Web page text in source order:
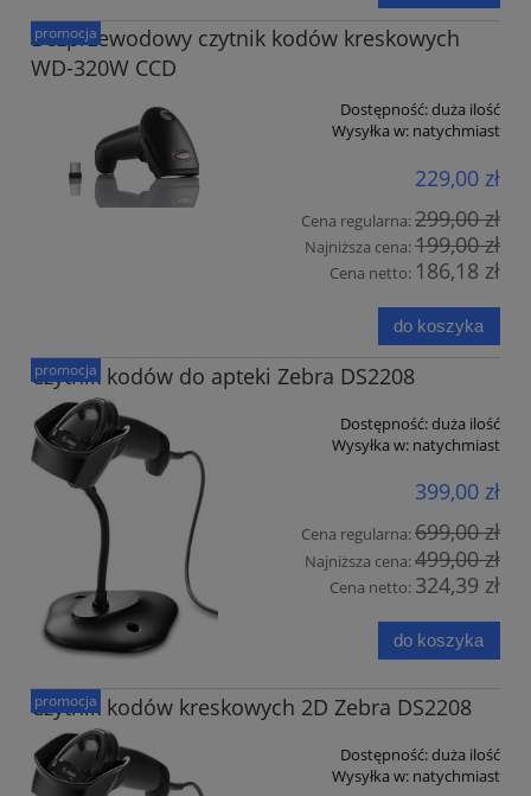
Bezprzewodowy czytnik kodów kreskowych
WD-320W CCD
Dostępność:duża ilość
Wysyłka w: natychmiast
229,00 zł
Cena regularna:299,00 zł
Najniższa cena:199,00 zł
Cena netto: 186,18 zł
do koszyka
promocja
Czytnik kodów do apteki Zebra DS2208
Dostępność:duża ilość
Wysyłka w: natychmiast
399,00 zł
Cena regularna:699,00 zł
Najniższa cena:499,00 zł
Cena netto: 324,39 zł
do koszyka
promocja
Czytnik kodów kreskowych 2D Zebra DS2208
Dostępność:duża ilość
Wysyłka w: natychmiast
promocja